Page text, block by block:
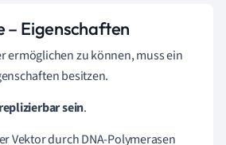
– Eigenschaften
ermöglichen zu können, muss ein
besitzen.
sein.
Vektor durch DNA-Polymerasen